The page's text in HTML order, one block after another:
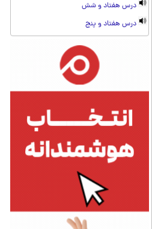
درس هفتاد و شش
درس هفتاد و پنج